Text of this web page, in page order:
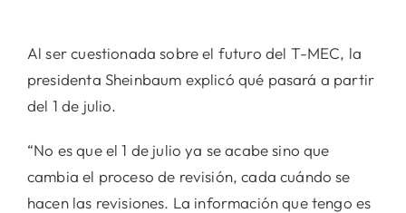
Al ser cuestionada sobre el futuro del T-MEC, la
presidenta Sheinbaum explicó qué pasará a partir
del 1 de julio.
“No es que el 1 de julio ya se acabe sino que
cambia el proceso de revisión, cada cuándo se
hacen las revisiones. La información que tengo es